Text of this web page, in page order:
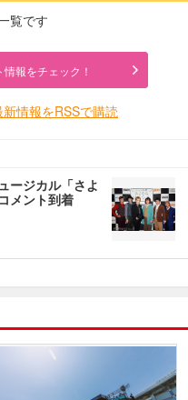
覧です
報をチェック！
情報をRSSで購読
ージカル「さよ
メント到着